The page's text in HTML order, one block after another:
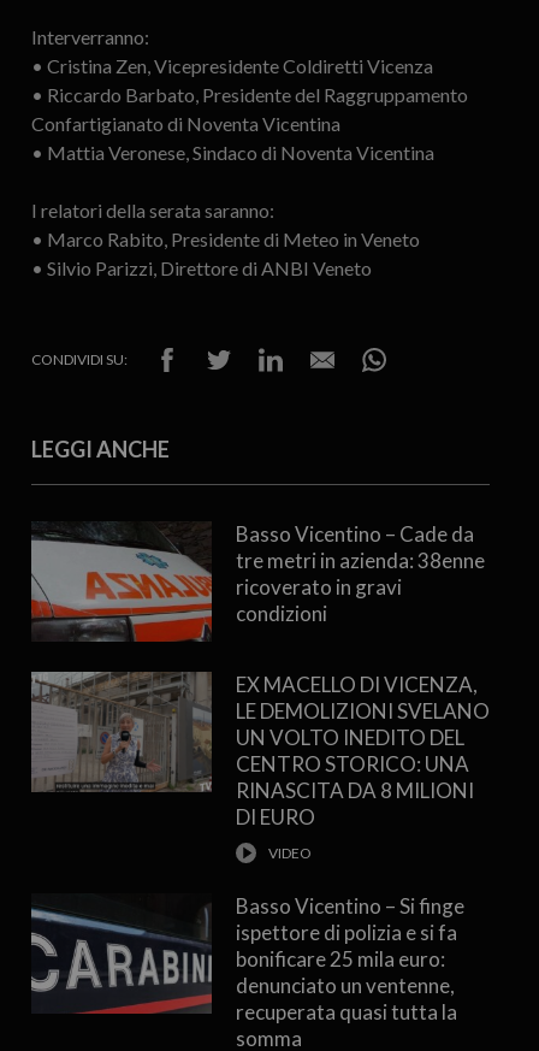
Interverranno:
• Cristina Zen, Vicepresidente Coldiretti Vicenza
• Riccardo Barbato, Presidente del Raggruppamento
Confartigianato di Noventa Vicentina
• Mattia Veronese, Sindaco di Noventa Vicentina
I relatori della serata saranno:
• Marco Rabito, Presidente di Meteo in Veneto
• Silvio Parizzi, Direttore di ANBI Veneto
CONDIVIDI SU:
LEGGI ANCHE
Basso Vicentino – Cade da
tre metri in azienda: 38enne
ricoverato in gravi
condizioni
EX MACELLO DI VICENZA,
LE DEMOLIZIONI SVELANO
UN VOLTO INEDITO DEL
CENTRO STORICO: UNA
RINASCITA DA 8 MILIONI
DI EURO
Basso Vicentino – Si finge
ispettore di polizia e si fa
bonificare 25 mila euro:
denunciato un ventenne,
recuperata quasi tutta la
somma